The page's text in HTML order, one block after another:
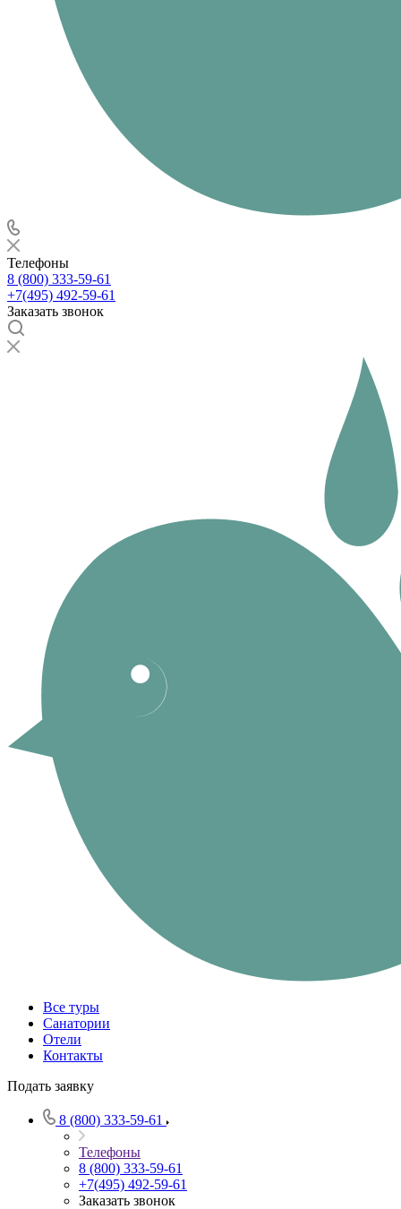
Телефоны
8 (800) 333-59-61
+7(495) 492-59-61
Заказать звонок
Все туры
Санатории
Отели
Контакты
Подать заявку
8 (800) 333-59-61
Телефоны
8 (800) 333-59-61
+7(495) 492-59-61
Заказать звонок